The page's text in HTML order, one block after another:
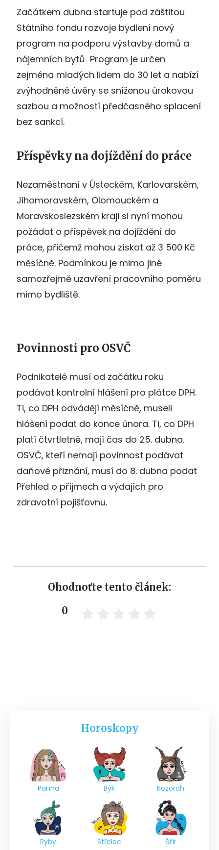
Začátkem dubna startuje pod záštitou
Státního fondu rozvoje bydlení nový
program na podporu výstavby domů a
nájemních bytů Program je určen
zejména mladých lidem do 30 let a nabízí
zvýhodněné úvěry se sníženou úrokovou
sazbou a možností předčasného splacení
bez sankcí.
Příspěvky na dojíždění do práce
Nezaměstnaní v Ústeckém, Karlovarském,
Jihomoravském, Olomouckém a
Moravskoslezském kraji si nyní mohou
požádat o příspěvek na dojíždění do
práce, přičemž mohou získat až 3 500 Kč
měsíčně. Podmínkou je mimo jiné
samozřejmě uzavření pracovního poměru
mimo bydliště.
Povinnosti pro OSVČ
Podnikatelé musí od začátku roku
podávat kontrolní hlášení pro plátce DPH.
Ti, co DPH odvádějí měsíčně, museli
hlášení podat do konce února. Ti, co DPH
platí čtvrtletně, mají čas do 25. dubna.
OSVČ, kteří nemají povinnost podávat
daňové přiznání, musí do 8. dubna podat
Přehled o příjmech a výdajích pro
zdravotní pojišťovnu.
Ohodnoťte tento článek:
0
Horoskopy
Panna Býk Kozoroh
Ryby Střelec Štír